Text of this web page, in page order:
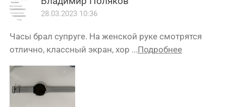
28.03.2023 10:36
Часы брал супруге. На женской руке смотрятся
отлично, классный экран, хор ...Подробнее